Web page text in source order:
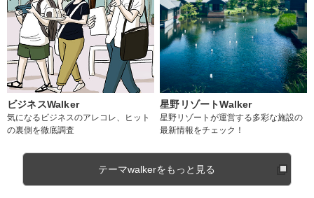
ビジネスWalker
気になるビジネスのアレコレ、ヒット
の裏側を徹底調査
星野リゾートWalker
星野リゾートが運営する多彩な施設の
最新情報をチェック！
テーマwalkerをもっと見る